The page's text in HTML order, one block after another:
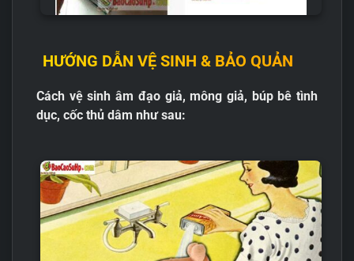
HƯỚNG DẪN VỆ SINH & BẢO QUẢN
Cách vệ sinh âm đạo giả, mông giả, búp bê tình
dục, cốc thủ dâm như sau: